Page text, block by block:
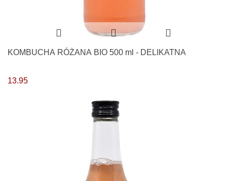
KOMBUCHA RÓŻANA BIO 500 ml - DELIKATNA
13.95